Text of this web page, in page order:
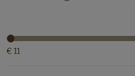
€ 11